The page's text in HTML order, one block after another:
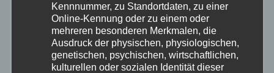
November 2025
Oktober 2025
Kennnummer, zu Standortdaten, zu einer
Online-Kennung oder zu einem oder
mehreren besonderen Merkmalen, die
Ausdruck der physischen, physiologischen,
genetischen, psychischen, wirtschaftlichen,
kulturellen oder sozialen Identität dieser